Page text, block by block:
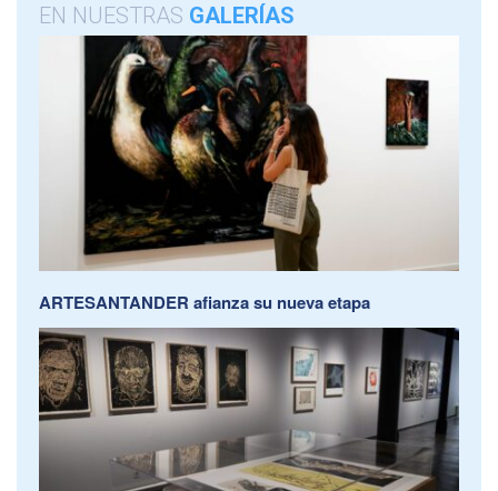
EN NUESTRAS GALERÍAS
ARTESANTANDER afianza su nueva etapa